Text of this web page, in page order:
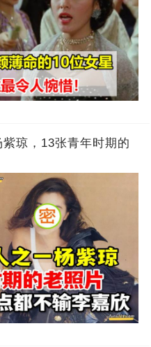
琼，13张青年时期的